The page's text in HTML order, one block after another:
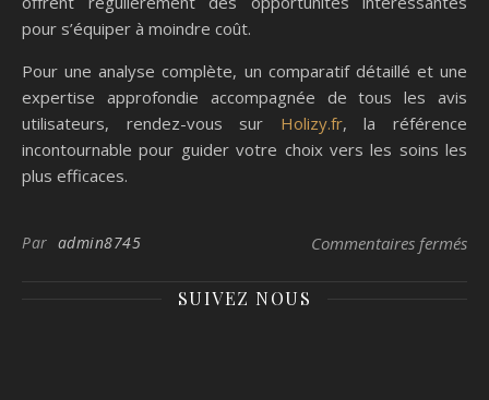
pour s’équiper à moindre coût.
Pour une analyse complète, un comparatif détaillé et une
expertise approfondie accompagnée de tous les avis
utilisateurs, rendez-vous sur Holizy.fr, la référence
incontournable pour guider votre choix vers les soins les
plus efficaces.
Par admin8745 Commentaires fermés
SUIVEZ NOUS